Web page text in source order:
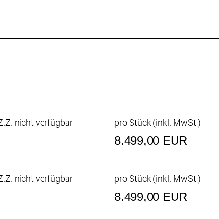
Unterlenker 3 cm schmalere Oberlenker die
von einer besseren Aerodynamik zu profitieren oder
und Flaschenhalter wurden zusammen mit dem
nicht verfügbar pro Stück (inkl. MwSt.)
8.499,00 EUR
nicht verfügbar pro Stück (inkl. MwSt.)
8.499,00 EUR